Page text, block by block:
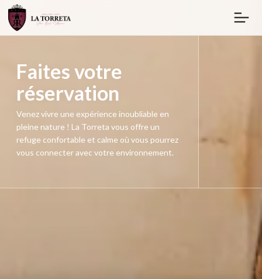
Faites votre
réservation
Venez vivre une expérience inoubliable en
pleine nature ! La Torreta vous offre un
refuge confortable et calme où vous pourrez
vous connecter avec votre environnement.